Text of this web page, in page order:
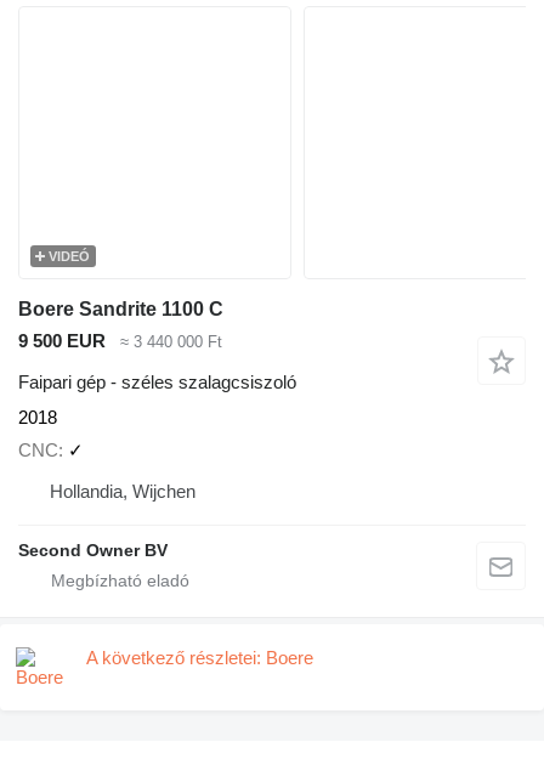
VIDEÓ
Boere Sandrite 1100 C
9 500 EUR
≈ 3 440 000 Ft
Faipari gép - széles szalagcsiszoló
2018
CNC
✓
Hollandia, Wijchen
Second Owner BV
A következő részletei: Boere